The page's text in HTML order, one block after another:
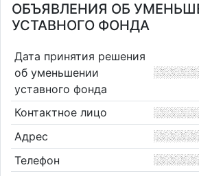
ОБЪЯВЛЕНИЯ ОБ
УСТАВНОГО ФОНДА
Дата принятия решения
об уменьшении
уставного фонда
Контактное лицо
Адрес
Телефон